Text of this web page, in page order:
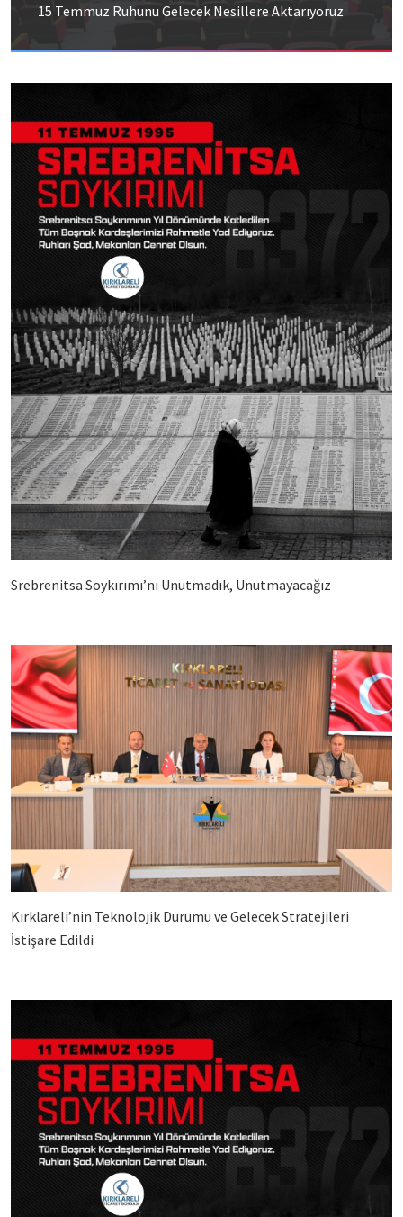
15 Temmuz Ruhunu Gelecek Nesillere Aktarıyoruz
Srebrenitsa Soykırımı’nı Unutmadık, Unutmayacağız
Kırklareli’nin Teknolojik Durumu ve Gelecek Stratejileri
İstişare Edildi